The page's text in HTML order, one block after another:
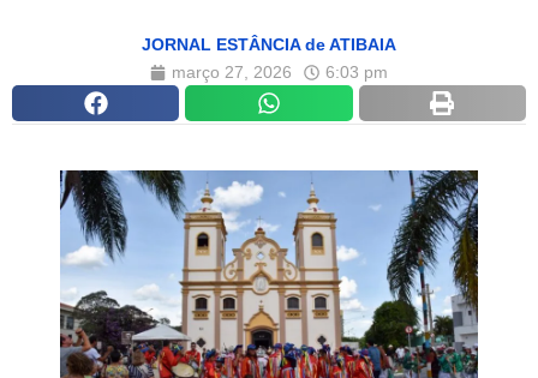
JORNAL ESTÂNCIA de ATIBAIA
março 27, 2026
6:03 pm